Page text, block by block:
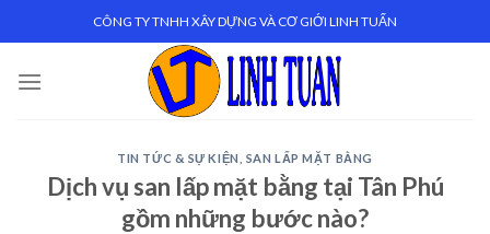
to
CÔNG TY TNHH XÂY DỰNG VÀ CƠ GIỚI LINH TUẤN
TIN TỨC & SỰ KIỆN SAN LẤP MẶT BẰNG
Dịch vụ san lấp mặt bằng tại Tân Phú
gồm những bước nào?